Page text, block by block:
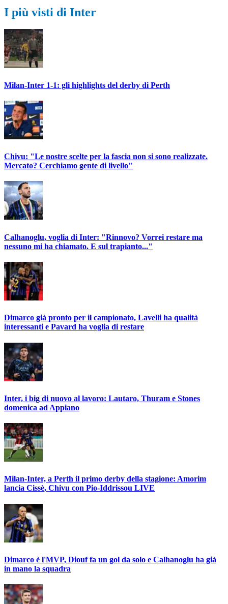
I più visti di Inter
Milan-Inter 1-1: gli highlights del derby di Perth
Chivu: "Le nostre scelte per la fascia non si sono realizzate.
Mercato? Cerchiamo gente di livello"
Calhanoglu, voglia di Inter: "Rinnovo? Vorrei restare ma
nessuno mi ha chiamato. E sul trapianto..."
Dimarco già pronto per il campionato, Lavelli ha qualità
interessanti e Pavard ha voglia di restare
Inter, i big di nuovo al lavoro: Lautaro, Thuram e Stones
domenica ad Appiano
Milan-Inter, a Perth il primo derby della stagione: Amorim
lancia Cissè, Chivu con Pio-Iddrissou LIVE
Dimarco è l'MVP, Diouf fa un gol da solo e Calhanoglu ha già
in mano la squadra